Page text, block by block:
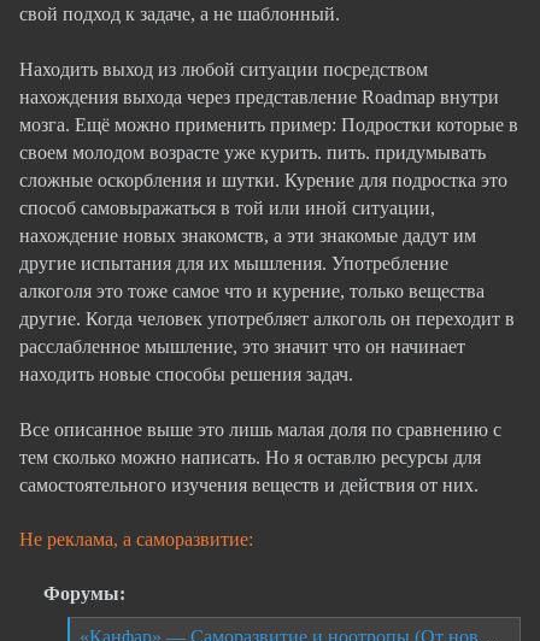
свой подход к задаче, а не шаблонный.
Находить выход из любой ситуации посредством
нахождения выхода через представление Roadmap внутри
мозга. Ещё можно применить пример: Подростки которые в
своем молодом возрасте уже курить. пить. придумывать
сложные оскорбления и шутки. Курение для подростка это
способ самовыражаться в той или иной ситуации,
нахождение новых знакомств, а эти знакомые дадут им
другие испытания для их мышления. Употребление
алкоголя это тоже самое что и курение, только вещества
другие. Когда человек употребляет алкоголь он переходит в
расслабленное мышление, это значит что он начинает
находить новые способы решения задач.
Все описанное выше это лишь малая доля по сравнению с
тем сколько можно написать. Но я оставлю ресурсы для
самостоятельного изучения веществ и действия от них.
Не реклама, а саморазвитие:
Форумы:
«Канфар» — Cаморазвитие и ноотропы (От новых Канфарщиков, Канфар, Selena) / Все